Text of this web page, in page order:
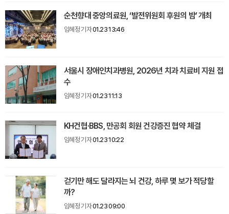
순천향대 중앙의료원, ‘발전위원회 후원의 밤’ 개최
임혜정 기자01.23 13:46
서울시 장애인치과병원, 2026년 치과 치료비 지원 접
수
임혜정 기자01.23 11:13
KH건협·BBS, 만공회 회원 건강증진 협약 체결
임혜정 기자01.23 10:22
걷기만 해도 달라지는 뇌 건강, 하루 몇 보가 적당할
까?
임혜정 기자01.23 09:00